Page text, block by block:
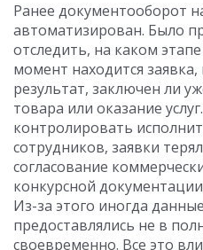
Ранее документооборот
автоматизирован. Было
отследить, на каком
момент находится
результат, заключен ли
товара или оказание
контролировать
сотрудников, заявки
согласование
конкурсной
Из-за этого иногда
предоставлялись не в
своевременно. Все это